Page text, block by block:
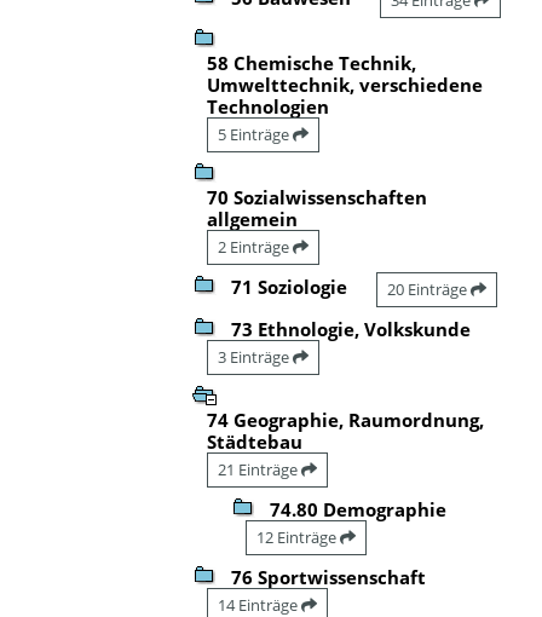
58 Chemische Technik,
Umwelttechnik, verschiedene
Technologien
5 Einträge
70 Sozialwissenschaften
allgemein
2 Einträge
71 Soziologie 20 Einträge
73 Ethnologie, Volkskunde
3 Einträge
74 Geographie, Raumordnung,
Städtebau
21 Einträge
74.80 Demographie
12 Einträge
76 Sportwissenschaft
14 Einträge